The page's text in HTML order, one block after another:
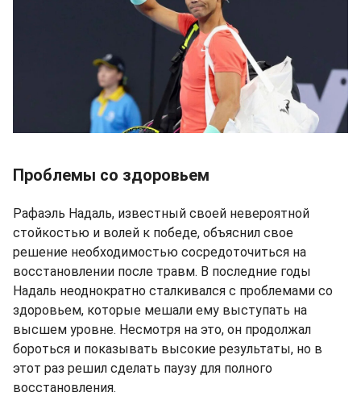
Проблемы со здоровьем
Рафаэль Надаль, известный своей невероятной
стойкостью и волей к победе, объяснил свое
решение необходимостью сосредоточиться на
восстановлении после травм. В последние годы
Надаль неоднократно сталкивался с проблемами со
здоровьем, которые мешали ему выступать на
высшем уровне. Несмотря на это, он продолжал
бороться и показывать высокие результаты, но в
этот раз решил сделать паузу для полного
восстановления.